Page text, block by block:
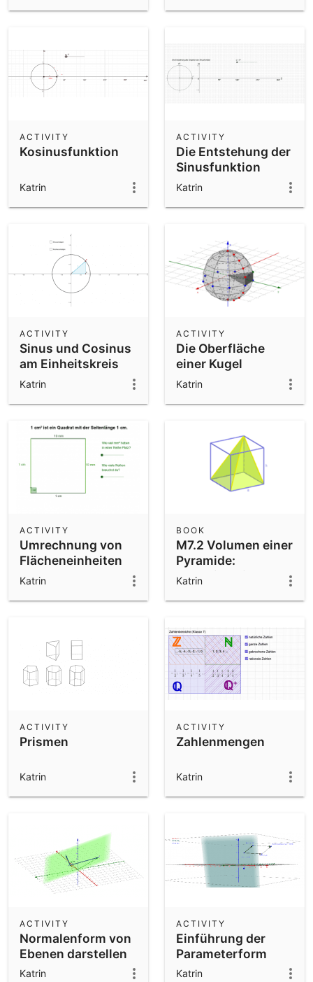
Kosinusfunktion
ACTIVITY
Katrin
Die Entstehung der
Sinusfunktion
ACTIVITY
Katrin
Sinus und Cosinus
am Einheitskreis
ACTIVITY
Katrin
Die Oberfläche
einer Kugel
ACTIVITY
Katrin
Umrechnung von
Flächeneinheiten
ACTIVITY
Katrin
M7.2 Volumen einer
Pyramide:
Pyramiden in
BOOK
Katrin
Prismen
ACTIVITY
Katrin
Zahlenmengen
ACTIVITY
Katrin
Normalenform von
Ebenen darstellen
ACTIVITY
Katrin
Einführung der
Parameterform
einer Ebene
ACTIVITY
Katrin